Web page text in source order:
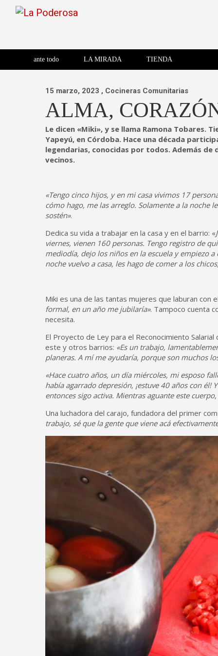
Saltar
La Poderosa
brazo literario del movimiento
La Poderosa
Revista de cultura villera, brazo literario del movimiento La
ante todo LA MIRADA TIENDA
15 marzo, 2023 , Cocineras Comunitarias
ALMA,
Le dicen «Miki», y se llama Ramona Tobares.
Yapeyú, en Córdoba. Hace una década
legendarias, conocidas por todos. Además de
vecinos.
«Tengo cinco hijos, y en mi casa vivimos 17
cómo hago, me las arreglo. Solamente a la noche
sostén».
Dedica su vida a trabajar en la casa y en el barrio: «
viernes, vienen 160 personas. Tengo registro de
mediodía, dejo los niños en la escuela y empiezo a
noche vuelvo a casa, les hago de comer a los
Miki es una de las tantas mujeres que laburan con
formal, en un año me jubilaría». Tampoco cuenta
necesita.
El Proyecto de Ley para el Reconocimiento
este y otros barrios: «Es un trabajo,
planeras. A mí me ayudaría, porque son muchos
«Hace cuatro años, un día miércoles, mi esposo
había agarrado depresión, ¡estuve 40 años con él!
entonces sigo activa. Mientras aguante este
Una luchadora del carajo, fundadora del primer
trabajo, sé que la gente que viene acá